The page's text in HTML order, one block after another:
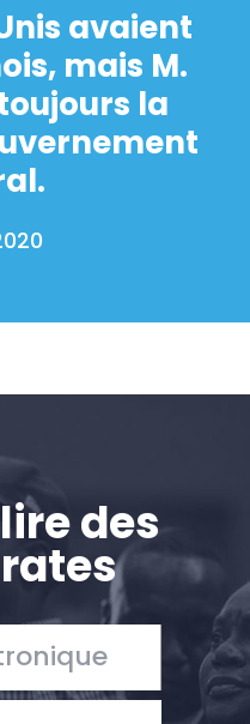
avaient
mais M.
la
des